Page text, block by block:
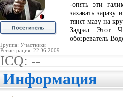
Группа: Участники
Регистрация: 22.06.2009
-опять эти
захавать
тянет мазу на
Задрал Этот
обозреватель
ICQ: --
Информация